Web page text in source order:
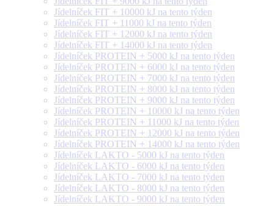
Jídelníček FIT + 10000 kJ na tento týden
Jídelníček FIT + 11000 kJ na tento týden
Jídelníček FIT + 12000 kJ na tento týden
Jídelníček FIT + 14000 kJ na tento týden
Jídelníček PROTEIN + 5000 kJ na tento týden
Jídelníček PROTEIN + 6000 kJ na tento týden
Jídelníček PROTEIN + 7000 kJ na tento týden
Jídelníček PROTEIN + 8000 kJ na tento týden
Jídelníček PROTEIN + 9000 kJ na tento týden
Jídelníček PROTEIN + 10000 kJ na tento týden
Jídelníček PROTEIN + 11000 kJ na tento týden
Jídelníček PROTEIN + 12000 kJ na tento týden
Jídelníček PROTEIN + 14000 kJ na tento týden
Jídelníček LAKTO - 5000 kJ na tento týden
Jídelníček LAKTO - 6000 kJ na tento týden
Jídelníček LAKTO - 7000 kJ na tento týden
Jídelníček LAKTO - 8000 kJ na tento týden
Jídelníček LAKTO - 9000 kJ na tento týden